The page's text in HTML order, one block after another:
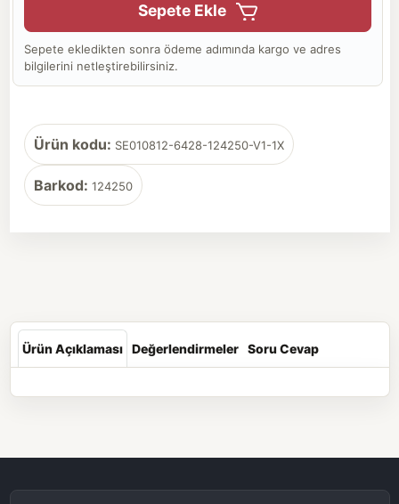
Sepete Ekle
Sepete ekledikten sonra ödeme adımında kargo ve adres
bilgilerini netleştirebilirsiniz.
Ürün kodu: SE010812-6428-124250-V1-1X
Barkod: 124250
Ürün Açıklaması Değerlendirmeler Soru Cevap